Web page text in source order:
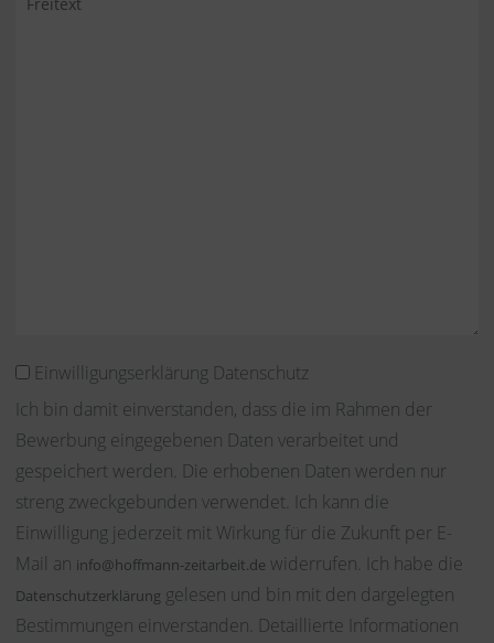
Einwilligungserklärung Datenschutz
Ich bin damit einverstanden, dass die im Rahmen der
Bewerbung eingegebenen Daten verarbeitet und
gespeichert werden. Die erhobenen Daten werden nur
streng zweckgebunden verwendet. Ich kann die
Einwilligung jederzeit mit Wirkung für die Zukunft per E-
Mail an info@hoffmann-zeitarbeit.de widerrufen. Ich habe die
Datenschutzerklärung gelesen und bin mit den dargelegten
Bestimmungen einverstanden. Detaillierte Informationen